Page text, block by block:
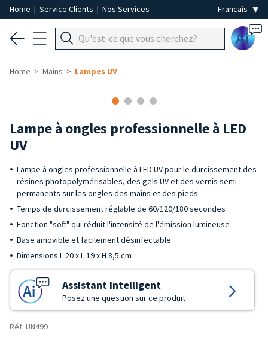
Home | Service Clients | Nos Services
Ai
Home Mains Lampes UV
Lampe à ongles professionnelle à LED
UV
Lampe à ongles professionnelle à LED UV pour le durcissement des
résines photopolymérisables, des gels UV et des vernis semi-
permanents sur les ongles des mains et des pieds.
Temps de durcissement réglable de 60/120/180 secondes
Fonction "soft" qui réduit l'intensité de l'émission lumineuse
Base amovible et facilement désinfectable
Dimensions L 20 x L 19 x H 8,5 cm
Assistant Intelligent
Posez une question sur ce produit
Réf: UN499